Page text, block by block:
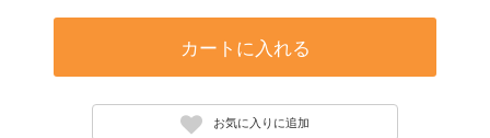
カートに入れる
お気に入りに追加